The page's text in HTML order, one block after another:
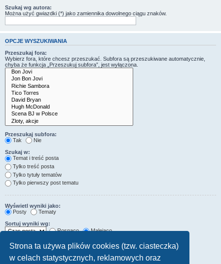
Strona ta używa plików cookies (tzw. ciasteczka)
w celach statystycznych, reklamowych oraz
Szukaj wg autora:
Można użyć gwiazdki (*) jako zamiennika dowolnego ciągu znaków.
OPCJE WYSZUKIWANIA
Przeszukaj fora:
Wybierz fora, które chcesz przeszukać. Subfora są przeszukiwane automatycznie,
chyba że funkcja „Przeszukuj subfora”, jest wyłączona.
Przeszukaj subfora:
Tak
Nie
Szukaj w:
Temat i treść posta
Tylko treść posta
Tylko tytuły tematów
Tylko pierwszy post tematu
Wyświetl wyniki jako:
Posty
Tematy
Sortuj wyniki wg:
Rosnąco
Malejąco
Wyświetl wyniki z ostatnich: